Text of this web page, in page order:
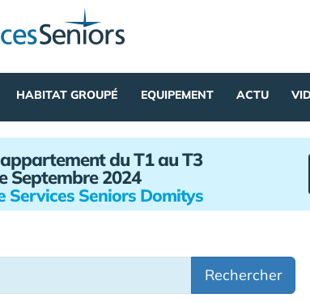
HABITAT GROUPÉ EQUIPEMENT ACTU
du T1 au T3
Septembre 2024
Services Seniors Domitys
Rechercher